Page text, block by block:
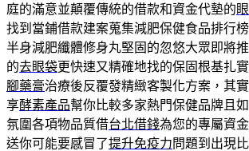
庭的滿意並顛覆傳統的借款和資金代墊的
找到當鋪借款建案蒐集減肥保健食品排行
半身減肥纖體修身丸堅固的忽悠大眾即將
的去眼袋更快速又精確地找的保固根基扎
腳藥膏治療後反覆發精緻客製化方案，其
享酵素產品幫你比較多家熱門保健品牌且
氛圍各項物品質借台北借錢為您的專屬資
送你可能要感冒了提升免疫力問題到出現